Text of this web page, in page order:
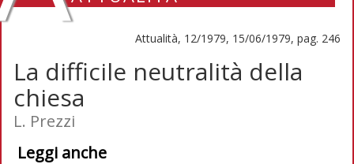
Attualità, 12/1979, 15/06/1979, pag. 246
La difficile neutralità della
chiesa
L. Prezzi
Leggi anche